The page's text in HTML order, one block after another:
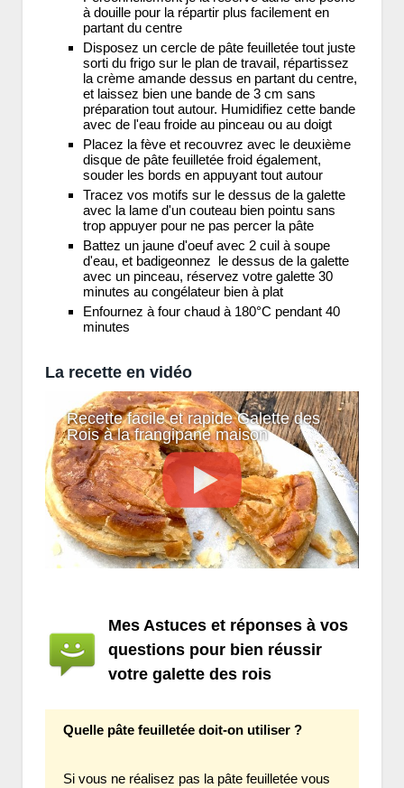
à douille pour la répartir plus facilement en
partant du centre
Disposez un cercle de pâte feuilletée tout juste
sorti du frigo sur le plan de travail, répartissez
la crème amande dessus en partant du centre,
et laissez bien une bande de 3 cm sans
préparation tout autour. Humidifiez cette bande
avec de l'eau froide au pinceau ou au doigt
Placez la fève et recouvrez avec le deuxième
disque de pâte feuilletée froid également,
souder les bords en appuyant tout autour
Tracez vos motifs sur le dessus de la galette
avec la lame d'un couteau bien pointu sans
trop appuyer pour ne pas percer la pâte
Battez un jaune d'oeuf avec 2 cuil à soupe
d'eau, et badigeonnez le dessus de la galette
avec un pinceau, réservez votre galette 30
minutes au congélateur bien à plat
Enfournez à four chaud à 180°C pendant 40
minutes
La recette en vidéo
Recette facile et rapide Galette des
Rois à la frangipane maison
Mes Astuces et réponses à vos
questions pour bien réussir
votre galette des rois
Quelle pâte feuilletée doit-on utiliser ?
Si vous ne réalisez pas la pâte feuilletée vous